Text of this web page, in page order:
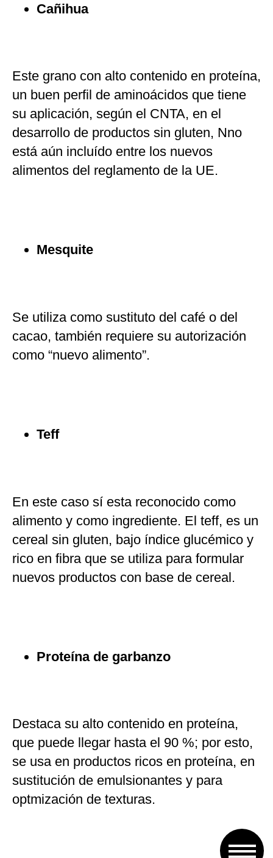
Cañihua
Este grano con alto contenido en proteína,
un buen perfil de aminoácidos que tiene
su aplicación, según el CNTA, en el
desarrollo de productos sin gluten, Nno
está aún incluído entre los nuevos
alimentos del reglamento de la UE.
Mesquite
Se utiliza como sustituto del café o del
cacao, también requiere su autorización
como “nuevo alimento”.
Teff
En este caso sí esta reconocido como
alimento y como ingrediente. El teff, es un
cereal sin gluten, bajo índice glucémico y
rico en fibra que se utiliza para formular
nuevos productos con base de cereal.
Proteína de garbanzo
Destaca su alto contenido en proteína,
que puede llegar hasta el 90 %; por esto,
se usa en productos ricos en proteína, en
sustitución de emulsionantes y para
optmización de texturas.